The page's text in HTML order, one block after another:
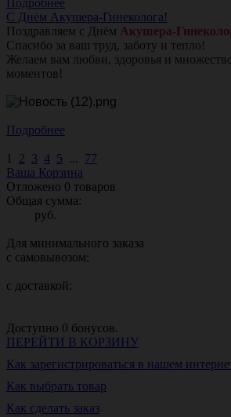
Подробнее
С Днём Акушера-Гинеколога!
Поздравляем с Днём Акушера-
Спасибо за ваш труд, заботу и тепло!
Желаем вам любви, здоровья и
моментов!
Подробнее
1 2 3 4 5 ... 77
Ваша Корзина
Отложено 0 товаров
Общая сумма:
руб.
Для минимального заказа
с самовывозом:
с доставкой:
Доступно 0 бонусов.
ПЕРЕЙТИ В КОРЗИНУ
Как зарегистрироваться в нашем
Как выбрать товар
Как сделать заказ